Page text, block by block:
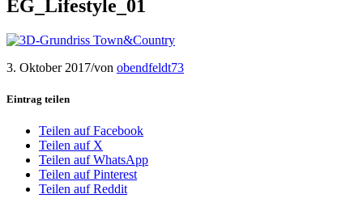
EG_Lifestyle_01
3. Oktober 2017/von obendfeldt73
Eintrag teilen
Teilen auf Facebook
Teilen auf X
Teilen auf WhatsApp
Teilen auf Pinterest
Teilen auf Reddit